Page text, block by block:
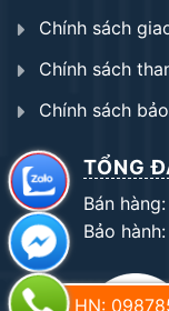
Chính sách
Chính sách
Chính sách
TỔNG
Bán
Bảo
HN: